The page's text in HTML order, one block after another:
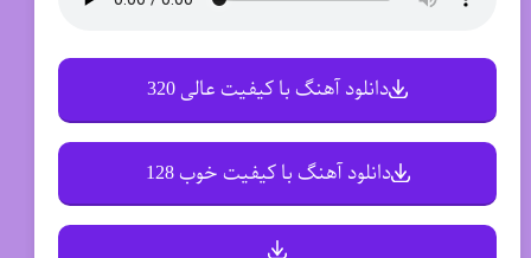
دانلود آهنگ با کیفیت عالی 320
دانلود آهنگ با کیفیت خوب 128